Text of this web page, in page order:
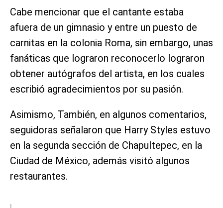
Cabe mencionar que el cantante estaba
afuera de un gimnasio y entre un puesto de
carnitas en la colonia Roma, sin embargo, unas
fanáticas que lograron reconocerlo lograron
obtener autógrafos del artista, en los cuales
escribió agradecimientos por su pasión.
Asimismo, También, en algunos comentarios,
seguidoras señalaron que Harry Styles estuvo
en la segunda sección de Chapultepec, en la
Ciudad de México, además visitó algunos
restaurantes.